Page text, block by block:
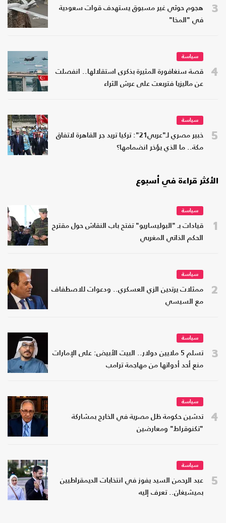
3
هجوم حوثي غير مسبوق يستهدف قوات سعودية
في "المخا"
4
سياسة
قصة سنغافورة المثيرة بذكرى استقلالها.. انفصلت
عن ماليزيا فتربعت على عرش الثراء
5
سياسة
خبير مصري لـ"عربي21": تركيا تريد جر القاهرة لاتفاق
مكة.. ما الذي يؤخر انضمامها؟
الأكثر قراءة في أسبوع
1
سياسة
قيادات بـ "البوليساريو" تفتح باب النقاش حول مقترح
الحكم الذاتي المغربي
2
سياسة
ممثلات يرتدين الزي العسكري.. ودعوات للاصطفاف
مع السيسي
3
سياسة
تسلم 5 ملايين دولار.. البيت الأبيض: على الإمارات
منع أحد أدواتها من مهاجمة ترامب
4
سياسة
تدشين حكومة ظل مصرية في الخارج بمشاركة
"تكنوقراط" ومعارضين
5
سياسة
عبد الرحمن السيد يفوز في انتخابات الديمقراطيين
بميشيغان.. تعرف إليه